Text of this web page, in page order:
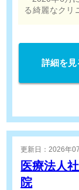
る綺麗なクリ
詳細を見
更新日：2026年
医療法人
院